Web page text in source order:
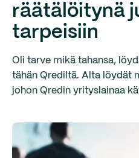
räätälöitynä
tarpeisiin
Oli tarve mikä tahansa,
tähän Qrediltä. Alta löydät
johon Qredin yrityslainaa